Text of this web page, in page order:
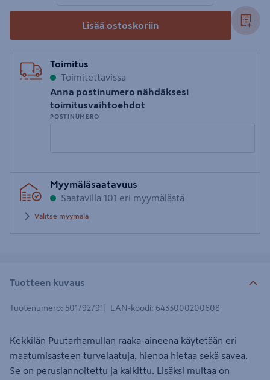
Lisää ostoskoriin
Toimitus
Toimitettavissa
Anna postinumero nähdäksesi
toimitusvaihtoehdot
POSTINUMERO
postinumero
Myymäläsaatavuus
Saatavilla 101 eri myymälästä
Valitse myymälä
Tuotteen kuvaus
Tuotenumero: 501792791 EAN-koodi: 6433000200608
Kekkilän Puutarhamullan raaka-aineena käytetään eri
maatumisasteen turvelaatuja, hienoa hietaa sekä savea.
Se on peruslannoitettu ja kalkittu. Lisäksi multaa on